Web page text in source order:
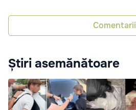
Comentarii
Știri asemănătoare